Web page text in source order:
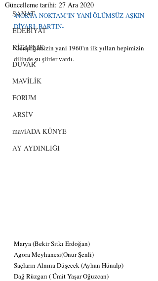
SANAT
EDEBİYAT
KİTAPLIK
DUVAR
MAVİLİK
FORUM
ARSİV
maviADA KÜNYE
AY AYDINLIĞI
Güncelleme tarihi: 27 Ara 2020
-NOKTA NOKTAM’IN YANİ ÖLÜMSÜZ AŞKIN
DİYARI: BARTIN-
Gençliğimizin yani 1960'ın ilk yılları hepimizin
dilinde şu şiirler vardı.
Marya (Bekir Sıtkı Erdoğan)
Agora Meyhanesi(Onur Şenli)
Saçların Alnına Düşecek (Ayhan Hünalp)
Dağ Rüzgarı ( Ümit Yaşar Oğuzcan)